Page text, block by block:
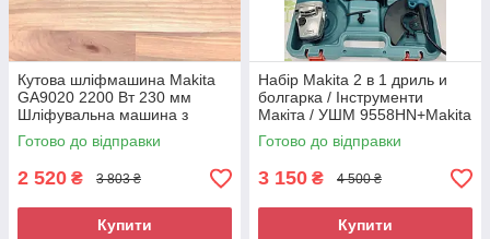
Кутова шліфмашина Makita
GA9020 2200 Вт 230 мм
Шліфувальна машина з
плавним пуском
Готово до відправки
2 520 ₴ 3 803 ₴
Купити
Набір Makita 2 в 1 дриль и
болгарка / Інструменти
Макіта / УШМ 9558HN+Makita
HP 1630
Готово до відправки
3 150 ₴ 4 500 ₴
Купити